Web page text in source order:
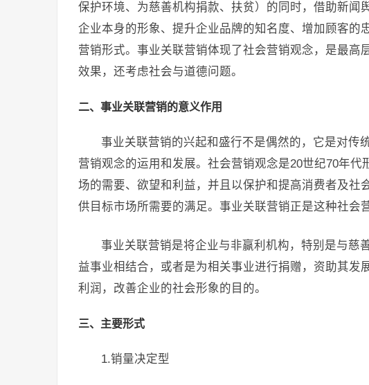
保护环境、为慈善机构捐款、扶贫）的同时，借助新闻
企业本身的形象、提升企业品牌的知名度、增加顾客的
营销形式。事业关联营销体现了社会营销观念，是最高
效果，还考虑社会与道德问题。
二、事业关联营销的意义作用
事业关联营销的兴起和盛行不是偶然的，它是对传
营销观念的运用和发展。社会营销观念是20世纪70年
场的需要、欲望和利益，并且以保护和提高消费者及社
供目标市场所需要的满足。事业关联营销正是这种社会
事业关联营销是将企业与非赢利机构，特别是与慈
益事业相结合，或者是为相关事业进行捐赠，资助其发
利润，改善企业的社会形象的目的。
三、主要形式
1.销量决定型